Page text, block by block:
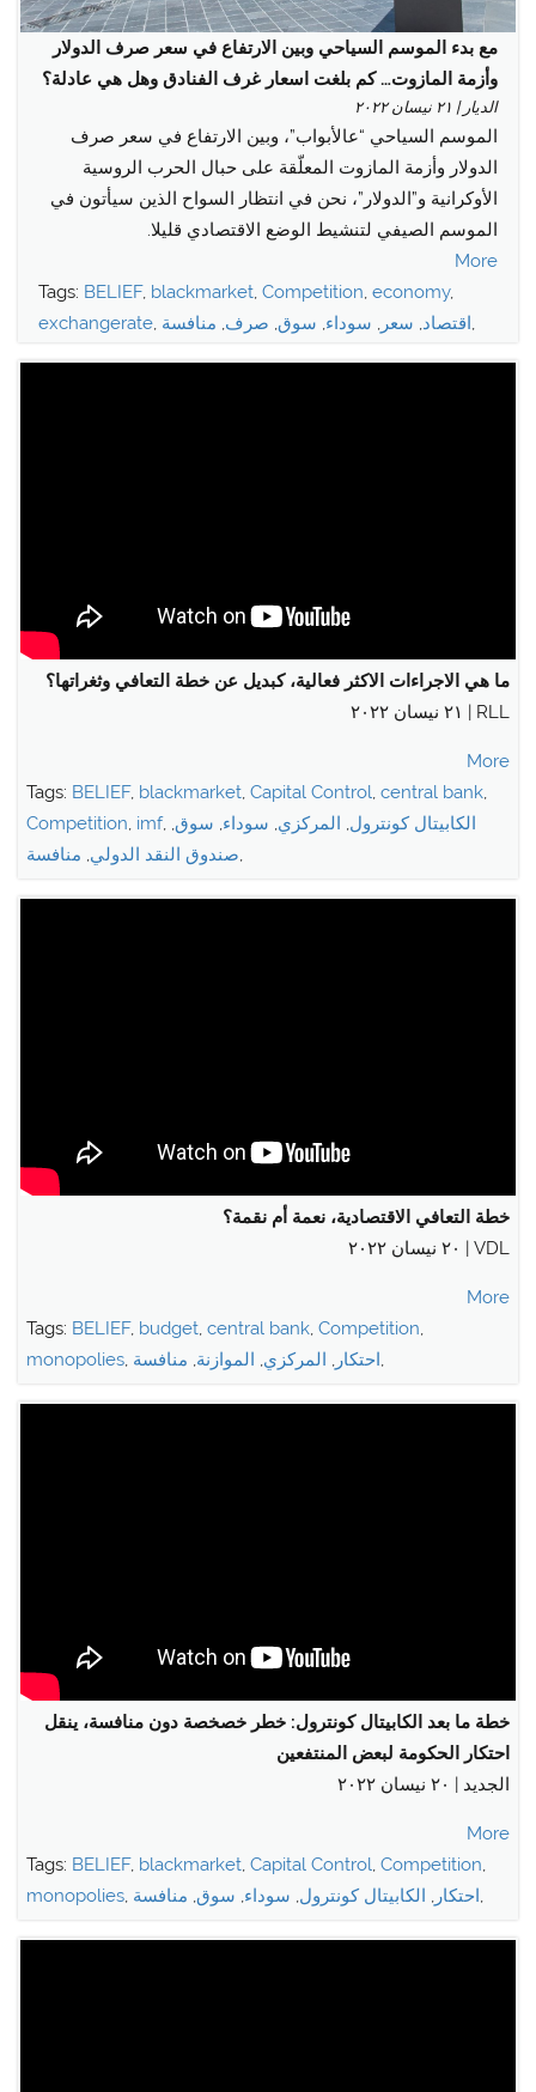
menu
مع بدء الموسم السياحي وبين الارتفاع في سعر صرف الدولار
وأزمة المازوت… كم بلغت اسعار غرف الفنادق وهل هي عادلة؟
الديار | ٢١ نيسان ٢٠٢٢
الموسم السياحي “عالأبواب”، وبين الارتفاع في سعر صرف
الدولار وأزمة المازوت المعلّقة على حبال الحرب الروسية
الأوكرانية و”الدولار”، نحن في انتظار السواح الذين سيأتون في
الموسم الصيفي لتنشيط الوضع الاقتصادي قليلا.
More
Tags: BELIEF, blackmarket, Competition, economy,
exchangerate, اقتصاد, سعر , سوداء, سوق, صرف, منافسة ,
ما هي الاجراءات الاكثر فعالية، كبديل عن خطة التعافي وثغراتها؟
RLL | ٢١ نيسان ٢٠٢٢
More
Tags: BELIEF, blackmarket, Capital Control, central bank,
Competition, imf, الكابيتال كونترول, المركزي, سوداء, سوق,
صندوق النقد الدولي, منافسة ,
خطة التعافي الاقتصادية، نعمة أم نقمة؟
VDL | ٢٠ نيسان ٢٠٢٢
More
Tags: BELIEF, budget, central bank, Competition,
monopolies, احتكار , المركزي, الموازنة, منافسة ,
خطة ما بعد الكابيتال كونترول: خطر خصخصة دون منافسة، ينقل
احتكار الحكومة لبعض المنتفعين
الجديد | ٢٠ نيسان ٢٠٢٢
More
Tags: BELIEF, blackmarket, Capital Control, Competition,
monopolies, احتكار , الكابيتال كونترول, سوداء, سوق, منافسة ,